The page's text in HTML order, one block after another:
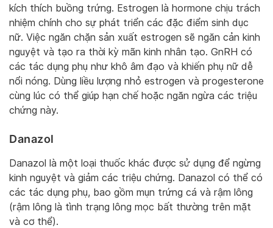
kích thích buồng trứng. Estrogen là hormone chịu trách
nhiệm chính cho sự phát triển các đặc điểm sinh dục
nữ. Việc ngăn chặn sản xuất estrogen sẽ ngăn cản kinh
nguyệt và tạo ra thời kỳ mãn kinh nhân tạo. GnRH có
các tác dụng phụ như khô âm đạo và khiến phụ nữ dễ
nổi nóng. Dùng liều lượng nhỏ estrogen và progesterone
cùng lúc có thể giúp hạn chế hoặc ngăn ngừa các triệu
chứng này.
Danazol
Danazol là một loại thuốc khác được sử dụng để ngừng
kinh nguyệt và giảm các triệu chứng. Danazol có thể có
các tác dụng phụ, bao gồm mụn trứng cá và rậm lông
(rậm lông là tình trạng lông mọc bất thường trên mặt
và cơ thể).